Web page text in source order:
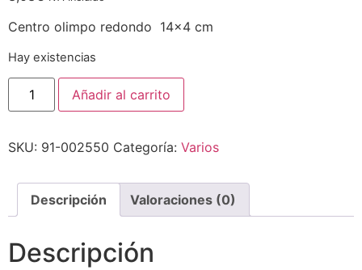
Centro olimpo redondo 14×4 cm
Hay existencias
Añadir al carrito
SKU: 91-002550 Categoría: Varios
Descripción Valoraciones (0)
Descripción